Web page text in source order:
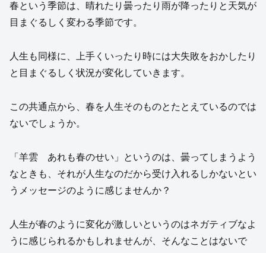
春という季節は、晴れたり曇ったり雨が降ったりと天気が
目まぐるしく変わる季節です。
人生も同様に、上手くいったり時には大失敗をおかしたり
と目まぐるしく状況が変化していきます。
この共通点から、春を人生そのものとたとえているのでは
ないでしょうか。
「羊雲 あれも春のせい」というのは、曇ってしまうよう
なときも、それが人生なのだから受け入れるしかないとい
うメッセージのように感じませんか？
人生が春のように変化が激しいというのはネガティブなよ
うに感じられるかもしれませんが、そんなことはないで